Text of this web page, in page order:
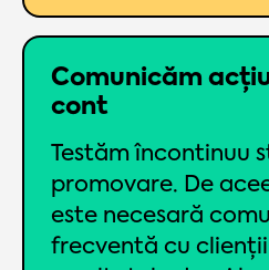
Comunicăm
cont
Testăm încontinuu
promovare. De
este necesară
frecventă cu